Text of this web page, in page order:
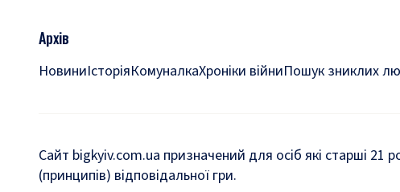
Архів
НовиниІсторіяКомуналкаХроніки війниПошук зниклих
Сайт bigkyiv.com.ua призначений для осіб які старші 21
(принципів) відповідальної гри.